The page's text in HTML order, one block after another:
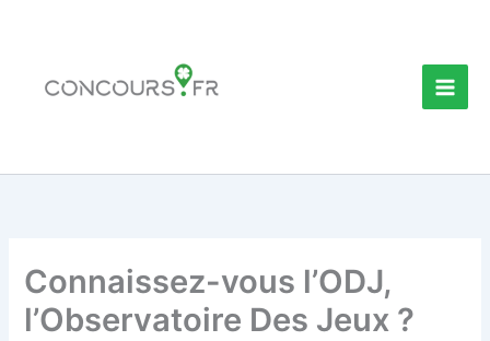
Connaissez-vous l’ODJ,
l’Observatoire Des Jeux ?